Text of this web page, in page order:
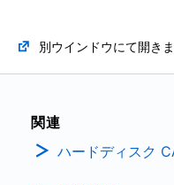
別ウインドウにて開き
関連
ハードディスク